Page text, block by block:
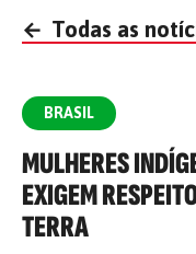
← Todas as
BRASIL
MULHERES
EXIGEM
TERRA